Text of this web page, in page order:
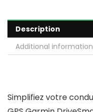
Description
Additional information
Simplifiez votre